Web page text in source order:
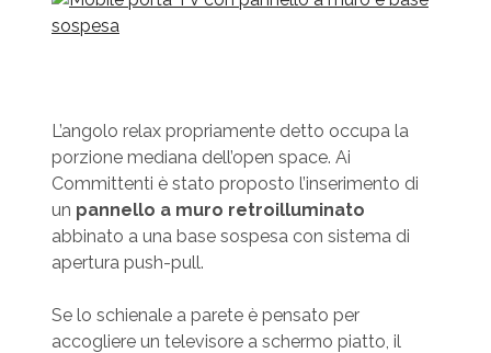
L’angolo relax propriamente detto occupa la
porzione mediana dell’open space. Ai
Committenti è stato proposto l’inserimento di
un pannello a muro retroilluminato
abbinato a una base sospesa con sistema di
apertura push-pull.
Se lo schienale a parete è pensato per
accogliere un televisore a schermo piatto, il